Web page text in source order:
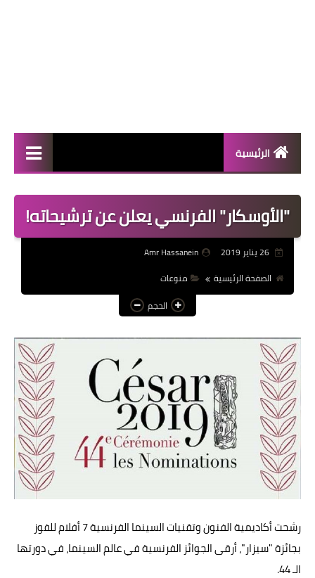
الرئيسية
منوعات
فعاليات
تكنولوجيا
عالم المرأة
فن وثقافة
أخبار مصر
أخبار عربية
أخبار النجوم
"الأوسكار" الفرنسي يعلن عن ترشيحاته!
26 يناير 2019
Amr Hassanein
الصفحة الرئيسية
منوعات
الحجم
رشحت أكاديمية الفنون وتقنيات السينما الفرنسية 7 أفلام للفوز
بجائزة "سيزار"، أرقى الجوائز الفرنسية في عالم السينما، في ‏دورتها
الـ 44‏.